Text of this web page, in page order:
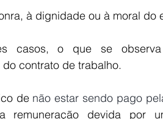
à dignidade ou à moral do
casos, o que se
contrato de trabalho.
de não estar sendo pago
remuneração devida por